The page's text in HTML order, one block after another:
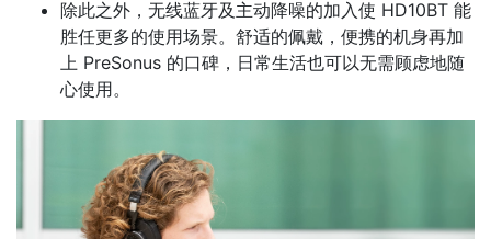
除此之外，无线蓝牙及主动降噪的加入使 HD10BT 能
胜任更多的使用场景。舒适的佩戴，便携的机身再加
上 PreSonus 的口碑，日常生活也可以无需顾虑地随
心使用。